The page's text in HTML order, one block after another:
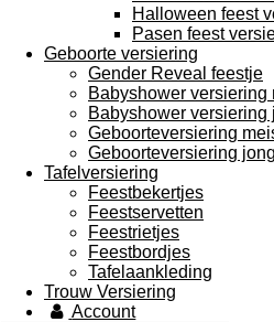
Halloween feest
Pasen feest
Geboorte versiering
Gender Reveal feestje
Babyshower versiering
Babyshower versiering
Geboorteversiering
Geboorteversiering
Tafelversiering
Feestbekertjes
Feestservetten
Feestrietjes
Feestbordjes
Tafelaankleding
Trouw Versiering
Account